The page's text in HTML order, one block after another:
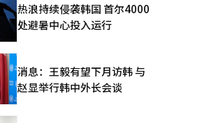
热浪持续侵袭韩国 首尔4000
处避暑中心投入运行
消息：王毅有望下月访韩 与
赵显举行韩中外长会谈